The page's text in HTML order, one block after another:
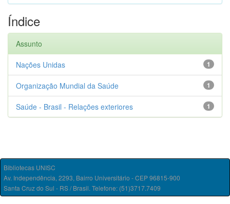
Índice
Assunto
1
Nações Unidas
1
Organização Mundial da Saúde
1
Saúde - Brasil - Relações exteriores
Bibliotecas UNISC
Av. Independência, 2293, Bairro Universitário - CEP 96815-900
Santa Cruz do Sul - RS / Brasil. Telefone: (51)3717.7409